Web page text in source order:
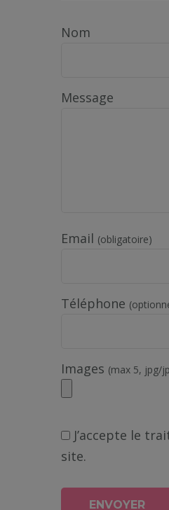
Nom
Message
Email (obligatoire)
Téléphone
Images (max 5, jpg/
J’accepte le
site.